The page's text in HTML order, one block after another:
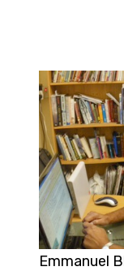
Emmanuel